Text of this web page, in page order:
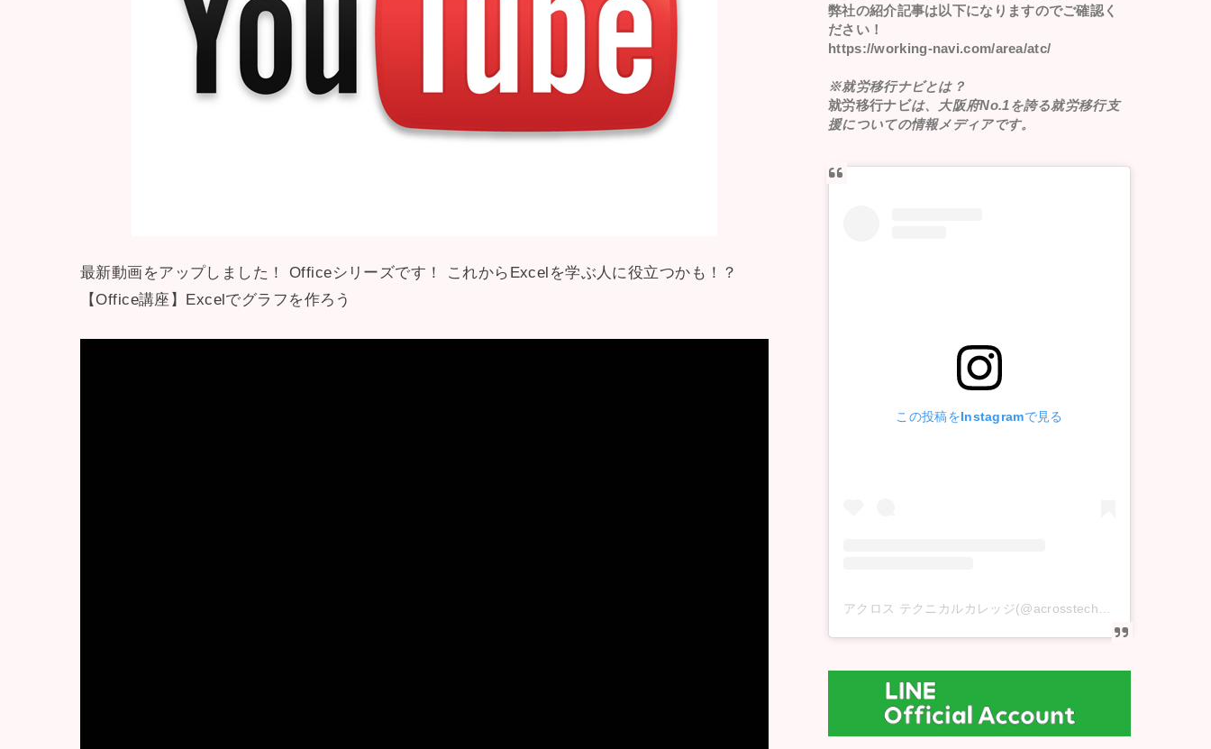
最新動画をアップしました！ Officeシリーズです！ これからExcelを学ぶ人に役立つかも！？
【Office講座】Excelでグラフを作ろう
弊社の紹介記事は以下になりますのでご確認く
ださい！
https://working-navi.com/area/atc/
※就労移行ナビとは？
就労移行ナビは、大阪府No.1を誇る就労移行支
援についての情報メディアです。
この投稿をInstagramで見る
アクロス テクニカルカレッジ(@acrosstechnicalcollege)がシェアした投稿